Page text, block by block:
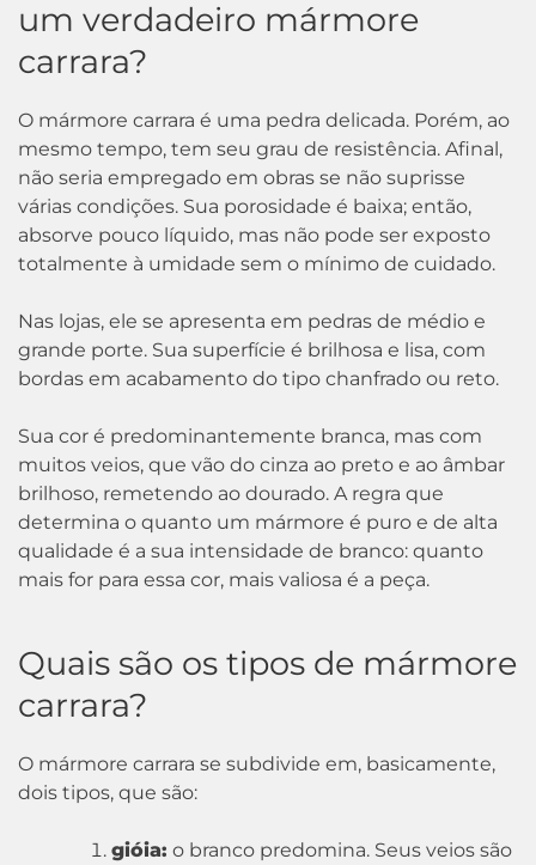
um verdadeiro mármore
carrara?
O mármore carrara é uma pedra delicada. Porém, ao
mesmo tempo, tem seu grau de resistência. Afinal,
não seria empregado em obras se não suprisse
várias condições. Sua porosidade é baixa; então,
absorve pouco líquido, mas não pode ser exposto
totalmente à umidade sem o mínimo de cuidado.
Nas lojas, ele se apresenta em pedras de médio e
grande porte. Sua superfície é brilhosa e lisa, com
bordas em acabamento do tipo chanfrado ou reto.
Sua cor é predominantemente branca, mas com
muitos veios, que vão do cinza ao preto e ao âmbar
brilhoso, remetendo ao dourado. A regra que
determina o quanto um mármore é puro e de alta
qualidade é a sua intensidade de branco: quanto
mais for para essa cor, mais valiosa é a peça.
Quais são os tipos de mármore
carrara?
O mármore carrara se subdivide em, basicamente,
dois tipos, que são:
gióia: o branco predomina. Seus veios são